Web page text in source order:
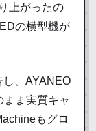
上がったの
の横型機が
、AYANEO
まま実質キャ
もグロ